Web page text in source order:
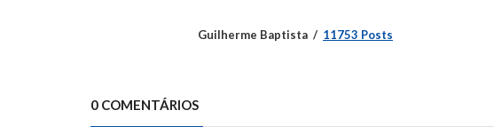
Guilherme Baptista 11753 Posts
0 COMENTÁRIOS